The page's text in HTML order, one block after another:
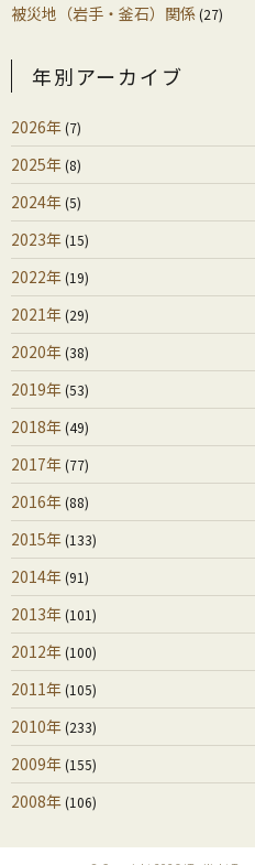
被災地（岩手・釜石）関係(27)
年別アーカイブ
2026年(7)
2025年(8)
2024年(5)
2023年(15)
2022年(19)
2021年(29)
2020年(38)
2019年(53)
2018年(49)
2017年(77)
2016年(88)
2015年(133)
2014年(91)
2013年(101)
2012年(100)
2011年(105)
2010年(233)
2009年(155)
2008年(106)